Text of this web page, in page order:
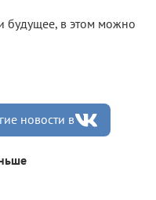
будущее, в этом можно
новости в